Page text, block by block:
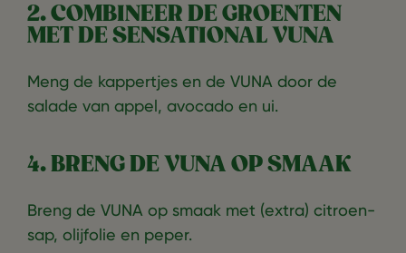
2. COMBINEER DE GROENTEN
MET DE SENSATIONAL VUNA
Meng de kappertjes en de VUNA door de
salade van appel, avocado en ui.
4. BRENG DE VUNA OP SMAAK
Breng de VUNA op smaak met (extra) citroen-
sap, olijfolie en peper.